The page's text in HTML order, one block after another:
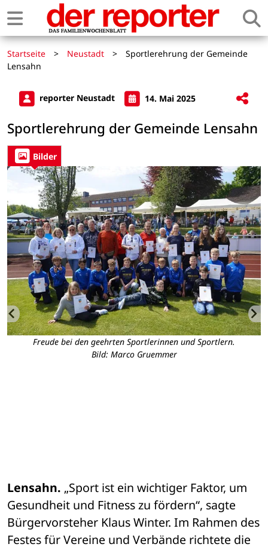
Startseite > Neustadt >
Sportlerehrung der Gemeinde
Lensahn
reporter Neustadt 14. Mai 2025
Sportlerehrung der Gemeinde Lensahn
Bilder
Freude bei den geehrten Sportlerinnen und Sportlern.
Bild: Marco Gruemmer
Lensahn. „Sport ist ein wichtiger Faktor, um
Gesundheit und Fitness zu fördern“, sagte
Bürgervorsteher Klaus Winter. Im Rahmen des
Festes für Vereine und Verbände richtete die